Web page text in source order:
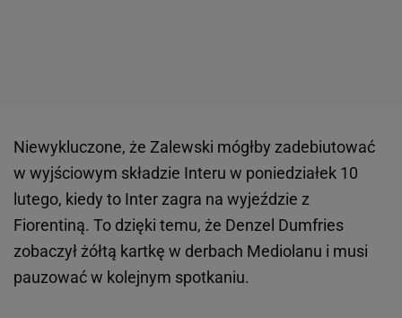
Niewykluczone, że Zalewski mógłby zadebiutować
w wyjściowym składzie Interu w poniedziałek 10
lutego, kiedy to Inter zagra na wyjeździe z
Fiorentiną. To dzięki temu, że Denzel Dumfries
zobaczył żółtą kartkę w derbach Mediolanu i musi
pauzować w kolejnym spotkaniu.